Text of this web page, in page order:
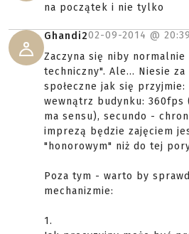
na początek i nie tylko
Ghandi202-09-2014 @ 20:39
Zaczyna się niby
techniczny". Ale... Niesie
społeczne jak się
wewnątrz budynku: 360fps
ma sensu), secundo -
imprezą będzie zajęciem
"honorowym" niż do tej
Poza tym - warto by
mechanizmie:
1.